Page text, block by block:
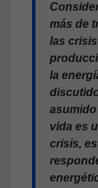
más de
las
la
vida es
crisis,